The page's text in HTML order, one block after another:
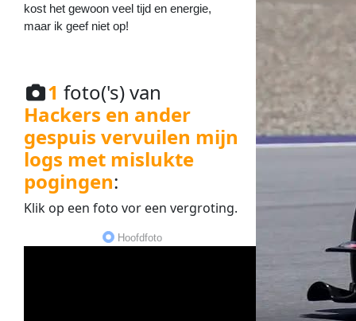
kost het gewoon veel tijd en energie,
maar ik geef niet op!
1 foto('s) van
Hackers en ander
gespuis vervuilen mijn
logs met mislukte
pogingen:
Klik op eenfoto vor eenvergroting.
Hoofdfoto